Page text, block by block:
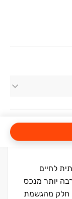
לחיים
יותר מנכס
חלק מהגשמת